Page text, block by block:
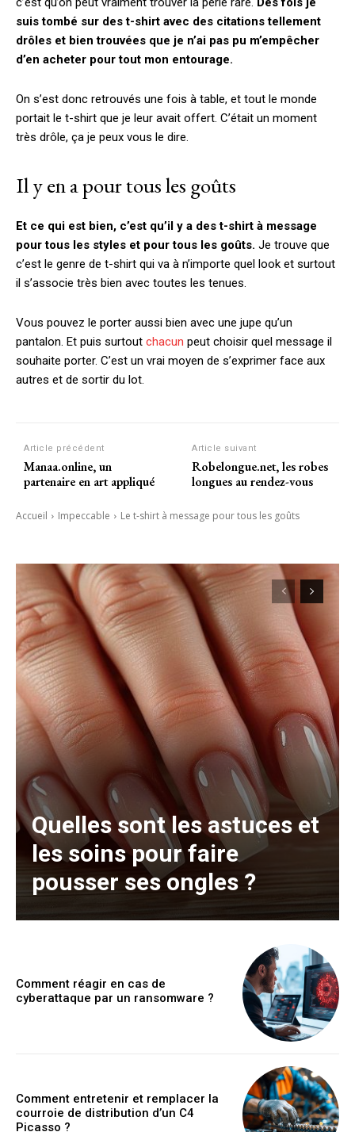
suis tombé sur des t-shirt avec des citations tellement
drôles et bien trouvées que je n’ai pas pu m’empêcher
d’en acheter pour tout mon entourage.
On s’est donc retrouvés une fois à table, et tout le monde
portait le t-shirt que je leur avait offert. C’était un moment
très drôle, ça je peux vous le dire.
Il y en a pour tous les goûts
Et ce qui est bien, c’est qu’il y a des t-shirt à message
pour tous les styles et pour tous les goûts. Je trouve que
c’est le genre de t-shirt qui va à n’importe quel look et surtout
il s’associe très bien avec toutes les tenues.
Vous pouvez le porter aussi bien avec une jupe qu’un
pantalon. Et puis surtout chacun peut choisir quel message il
souhaite porter. C’est un vrai moyen de s’exprimer face aux
autres et de sortir du lot.
Article précédent
Manaa.online, un
partenaire en art appliqué
Article suivant
Robelongue.net, les robes
longues au rendez-vous
Accueil Impeccable Le t-shirt à message pour tous les goûts
Quelles sont les astuces et
les soins pour faire
pousser ses ongles ?
Comment réagir en cas de
cyberattaque par un ransomware ?
Comment entretenir et remplacer la
courroie de distribution d’un C4
Picasso ?